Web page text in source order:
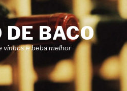
DE BACO
vinhos e beba melhor